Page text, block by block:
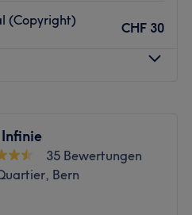
(Copyright)
CHF 30
35 Bewertungen
Bern